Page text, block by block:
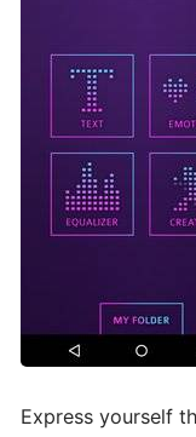
Express yourself